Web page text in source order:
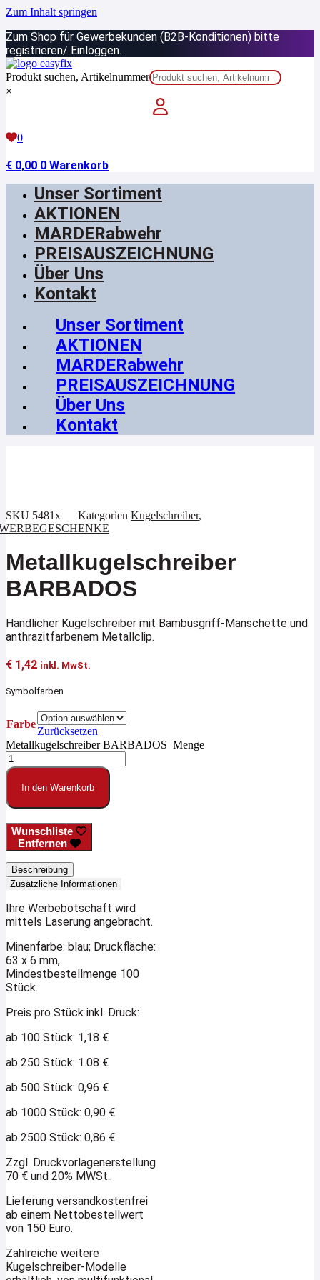
Zum Inhalt springen
Zum Shop für Gewerbekunden (B2B-Konditionen) bitte
registrieren/ Einloggen.
Produkt suchen, Artikelnummer
×
0
€ 0,00 0 Warenkorb
Unser Sortiment
AKTIONEN
MARDERabwehr
PREISAUSZEICHNUNG
Über Uns
Kontakt
Unser Sortiment
AKTIONEN
MARDERabwehr
PREISAUSZEICHNUNG
Über Uns
Kontakt
SKU 5481x Kategorien Kugelschreiber,
Metallkugelschreiber
BARBADOS
Handlicher Kugelschreiber mit Bambusgriff-Manschette und
anthrazitfarbenem Metallclip.
€ 1,42 inkl. MwSt.
Symbolfarben
Farbe
Zurücksetzen
Metallkugelschreiber BARBADOS Menge
In den Warenkorb
Wunschliste
Entfernen
Beschreibung
Zusätzliche Informationen
Ihre Werbebotschaft wird
mittels Laserung angebracht.
Minenfarbe: blau; Druckfläche:
63 x 6 mm,
Mindestbestellmenge 100
Stück.
Preis pro Stück inkl. Druck:
ab 100 Stück: 1,18 €
ab 250 Stück: 1.08 €
ab 500 Stück: 0,96 €
ab 1000 Stück: 0,90 €
ab 2500 Stück: 0,86 €
Zzgl. Druckvorlagenerstellung
70 € und 20% MWSt..
Lieferung versandkostenfrei
ab einem Nettobestellwert
von 150 Euro.
Zahlreiche weitere
Kugelschreiber-Modelle